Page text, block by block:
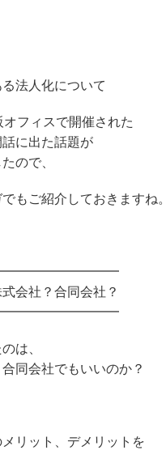
法人化について
フィスで開催された
に出た話題が
ので、
もご紹介しておきますね。
会社？合同会社？
は、
同会社でもいいのか？
リット、デメリットを